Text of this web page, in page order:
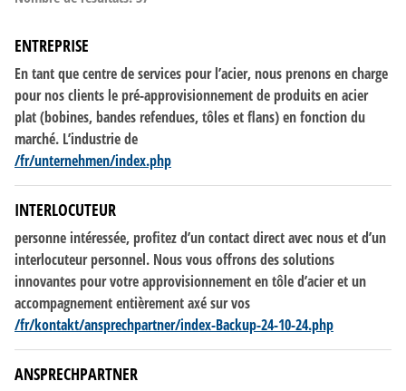
ENTREPRISE
En tant que centredeservices pour l’acier, nous prenons en charge
pour nos clients le pré-approvisionnementde produits en acier
plat (bobines, bandes refendues, tôles et flans) en fonction du
marché. L’industriede
/fr/unternehmen/index.php
INTERLOCUTEUR
personne intéressée, profitez d’un contact direct avec nous et d’un
interlocuteur personnel. Nous vous offronsdessolutions
innovantes pour votre approvisionnement en tôle d’acier et un
accompagnement entièrement axé sur vos
/fr/kontakt/ansprechpartner/index-Backup-24-10-24.php
ANSPRECHPARTNER